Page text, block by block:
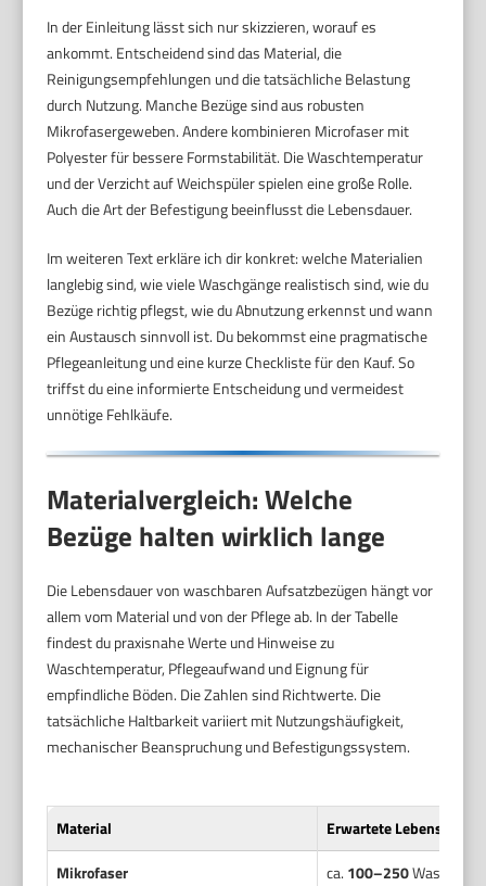
In der Einleitung lässt sich nur skizzieren, worauf es
ankommt. Entscheidend sind das Material, die
Reinigungsempfehlungen und die tatsächliche Belastung
durch Nutzung. Manche Bezüge sind aus robusten
Mikrofasergeweben. Andere kombinieren Microfaser mit
Polyester für bessere Formstabilität. Die Waschtemperatur
und der Verzicht auf Weichspüler spielen eine große Rolle.
Auch die Art der Befestigung beeinflusst die Lebensdauer.
Im weiteren Text erkläre ich dir konkret: welche Materialien
langlebig sind, wie viele Waschgänge realistisch sind, wie du
Bezüge richtig pflegst, wie du Abnutzung erkennst und wann
ein Austausch sinnvoll ist. Du bekommst eine pragmatische
Pflegeanleitung und eine kurze Checkliste für den Kauf. So
triffst du eine informierte Entscheidung und vermeidest
unnötige Fehlkäufe.
Materialvergleich: Welche
Bezüge halten wirklich lange
Die Lebensdauer von waschbaren Aufsatzbezügen hängt vor
allem vom Material und von der Pflege ab. In der Tabelle
findest du praxisnahe Werte und Hinweise zu
Waschtemperatur, Pflegeaufwand und Eignung für
empfindliche Böden. Die Zahlen sind Richtwerte. Die
tatsächliche Haltbarkeit variiert mit Nutzungshäufigkeit,
mechanischer Beanspruchung und Befestigungssystem.
Material
Erwartete Lebensdauer
Mikrofaser
ca. 100–250